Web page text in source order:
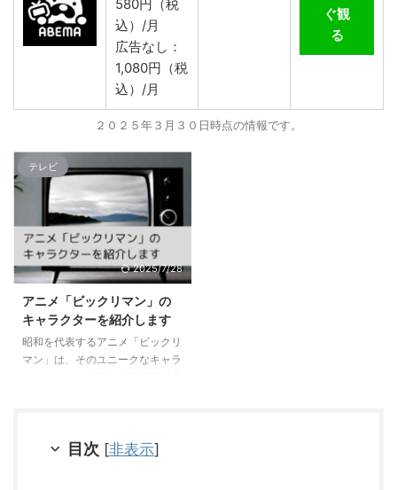
580円（税
込）/月
広告なし：
1,080円（税
込）/月
ぐ観
る
２０２５年３月３０日時点の情報です。
テレビ
2025/7/28
アニメ「ビックリマン」の
キャラクターを紹介します
昭和を代表するアニメ「ビックリ
マン」は、そのユニークなキャラ
れの関係性や背景にも迫ります。
目次 [非表示]